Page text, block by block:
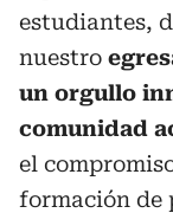
estudiantes,
nuestro
un orgullo
comunidad
el
formación de